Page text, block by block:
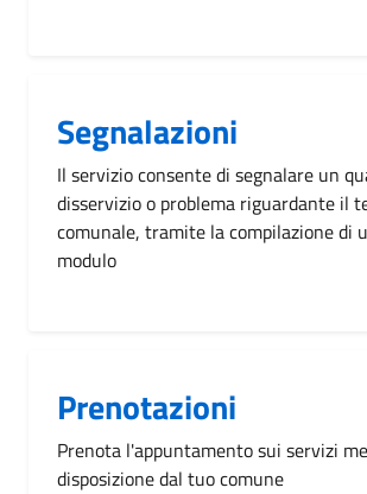
Segnalazioni
Il servizio consente di segnalare un
disservizio o problema riguardante il
comunale, tramite la compilazione di
modulo
Prenotazioni
Prenota l'appuntamento sui servizi
disposizione dal tuo comune